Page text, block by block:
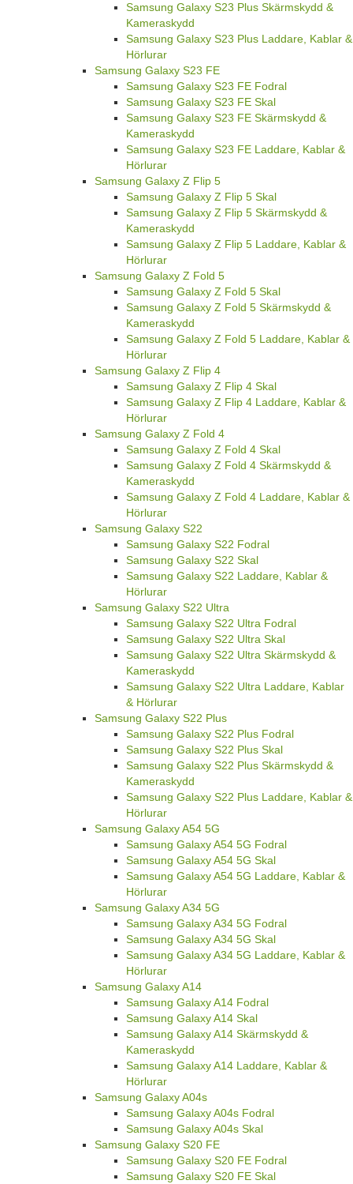
Samsung Galaxy S23 Plus Skärmskydd &
Kameraskydd
Samsung Galaxy S23 Plus Laddare, Kablar &
Hörlurar
Samsung Galaxy S23 FE
Samsung Galaxy S23 FE Fodral
Samsung Galaxy S23 FE Skal
Samsung Galaxy S23 FE Skärmskydd &
Kameraskydd
Samsung Galaxy S23 FE Laddare, Kablar &
Hörlurar
Samsung Galaxy Z Flip 5
Samsung Galaxy Z Flip 5 Skal
Samsung Galaxy Z Flip 5 Skärmskydd &
Kameraskydd
Samsung Galaxy Z Flip 5 Laddare, Kablar &
Hörlurar
Samsung Galaxy Z Fold 5
Samsung Galaxy Z Fold 5 Skal
Samsung Galaxy Z Fold 5 Skärmskydd &
Kameraskydd
Samsung Galaxy Z Fold 5 Laddare, Kablar &
Hörlurar
Samsung Galaxy Z Flip 4
Samsung Galaxy Z Flip 4 Skal
Samsung Galaxy Z Flip 4 Laddare, Kablar &
Hörlurar
Samsung Galaxy Z Fold 4
Samsung Galaxy Z Fold 4 Skal
Samsung Galaxy Z Fold 4 Skärmskydd &
Kameraskydd
Samsung Galaxy Z Fold 4 Laddare, Kablar &
Hörlurar
Samsung Galaxy S22
Samsung Galaxy S22 Fodral
Samsung Galaxy S22 Skal
Samsung Galaxy S22 Laddare, Kablar &
Hörlurar
Samsung Galaxy S22 Ultra
Samsung Galaxy S22 Ultra Fodral
Samsung Galaxy S22 Ultra Skal
Samsung Galaxy S22 Ultra Skärmskydd &
Kameraskydd
Samsung Galaxy S22 Ultra Laddare, Kablar
& Hörlurar
Samsung Galaxy S22 Plus
Samsung Galaxy S22 Plus Fodral
Samsung Galaxy S22 Plus Skal
Samsung Galaxy S22 Plus Skärmskydd &
Kameraskydd
Samsung Galaxy S22 Plus Laddare, Kablar &
Hörlurar
Samsung Galaxy A54 5G
Samsung Galaxy A54 5G Fodral
Samsung Galaxy A54 5G Skal
Samsung Galaxy A54 5G Laddare, Kablar &
Hörlurar
Samsung Galaxy A34 5G
Samsung Galaxy A34 5G Fodral
Samsung Galaxy A34 5G Skal
Samsung Galaxy A34 5G Laddare, Kablar &
Hörlurar
Samsung Galaxy A14
Samsung Galaxy A14 Fodral
Samsung Galaxy A14 Skal
Samsung Galaxy A14 Skärmskydd &
Kameraskydd
Samsung Galaxy A14 Laddare, Kablar &
Hörlurar
Samsung Galaxy A04s
Samsung Galaxy A04s Fodral
Samsung Galaxy A04s Skal
Samsung Galaxy S20 FE
Samsung Galaxy S20 FE Fodral
Samsung Galaxy S20 FE Skal